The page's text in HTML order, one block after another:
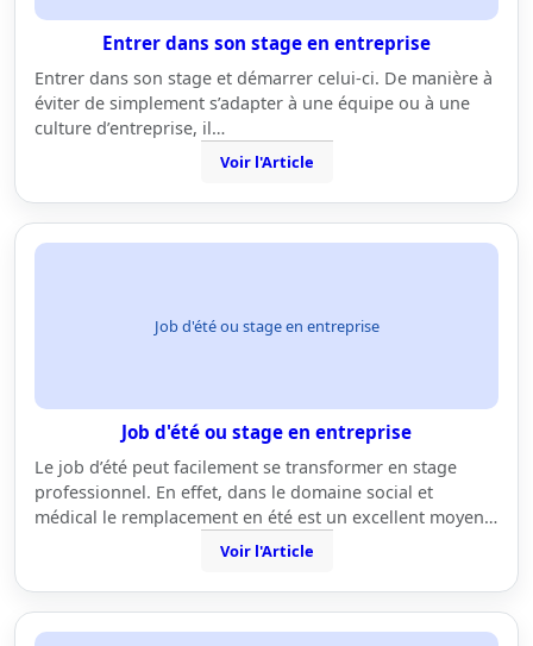
Entrer dans son stage en entreprise
Entrer dans son stage et démarrer celui-ci. De manière à
éviter de simplement s’adapter à une équipe ou à une
culture d’entreprise, il…
Voir l'Article
Job d'été ou stage en entreprise
Job d'été ou stage en entreprise
Le job d’été peut facilement se transformer en stage
professionnel. En effet, dans le domaine social et
médical le remplacement en été est un excellent moyen…
Voir l'Article